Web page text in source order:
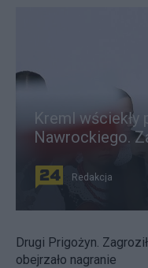
Kreml
Nawrockiego.
Redakcja
Drugi Prigożyn.
obejrzało nagranie